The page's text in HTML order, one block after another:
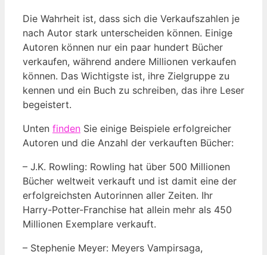
Die Wahrheit ist, dass sich die Verkaufszahlen je
nach Autor stark unterscheiden können. Einige
Autoren können nur ein paar hundert Bücher
verkaufen, während andere Millionen verkaufen
können. Das Wichtigste ist, ihre Zielgruppe zu
kennen und ein Buch zu schreiben, das ihre Leser
begeistert.
Unten finden Sie einige Beispiele erfolgreicher
Autoren und die Anzahl der verkauften Bücher:
– J.K. Rowling: Rowling hat über 500 Millionen
Bücher weltweit verkauft und ist damit eine der
erfolgreichsten Autorinnen aller Zeiten. Ihr
Harry-Potter-Franchise hat allein mehr als 450
Millionen Exemplare verkauft.
– Stephenie Meyer: Meyers Vampirsaga,